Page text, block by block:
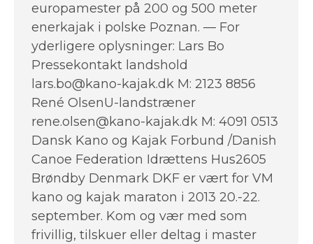
europamester på 200 og 500 meter
enerkajak i polske Poznan. — For
yderligere oplysninger: Lars Bo
Pressekontakt landshold
lars.bo@kano-kajak.dk M: 2123 8856
René OlsenU-landstræner
rene.olsen@kano-kajak.dk M: 4091 0513
Dansk Kano og Kajak Forbund /Danish
Canoe Federation Idrættens Hus2605
Brøndby Denmark DKF er vært for VM
kano og kajak maraton i 2013 20.-22.
september. Kom og vær med som
frivillig, tilskuer eller deltag i master